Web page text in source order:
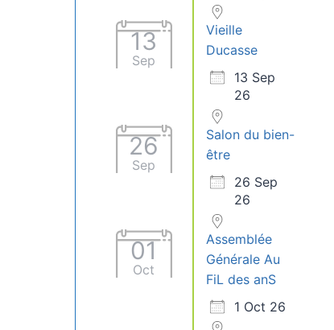
13
Sep
Vieille
Ducasse
13 Sep
26
26
Sep
Salon du bien-
être
26 Sep
26
01
Oct
Assemblée
Générale Au
FiL des anS
1 Oct 26